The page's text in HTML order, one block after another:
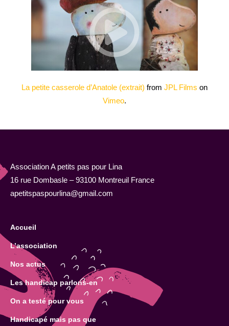
La petite casserole d’Anatole (extrait) from JPL Films on
Vimeo.
Association A petits pas pour Lina
16 rue Dombasle – 93100 Montreuil France
apetitspaspourlina@gmail.com
Accueil
L’association
Nos actus
Les handicap parlons-en
On a testé pour vous
Handicapé mais pas que